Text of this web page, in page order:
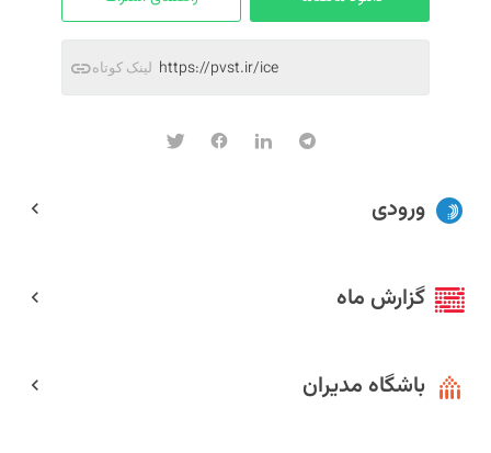
لینک کوتاه https://pvst.ir/ice
ورودی
گزارش ماه
باشگاه مدیران